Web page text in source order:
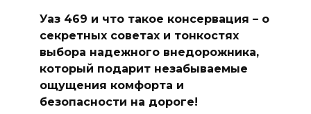
Уаз 469 и что такое консервация – о
секретных советах и тонкостях
выбора надежного внедорожника,
который подарит незабываемые
ощущения комфорта и
безопасности на дороге!